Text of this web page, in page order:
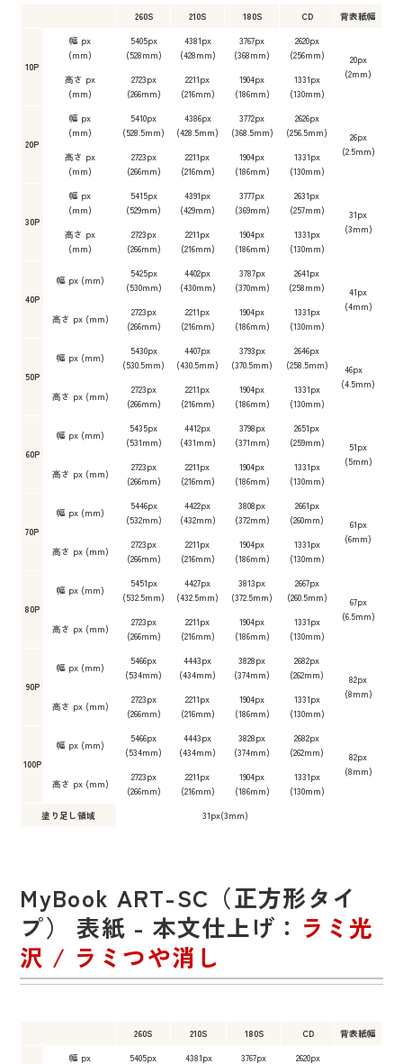
260S 210S 180S CD 背表紙幅
10P
幅 px
(mm)
5405px
(528mm)
4381px
(428mm)
3767px
(368mm)
2620px
(256mm)
20px
(2mm)
高さ px
(mm)
2723px
(266mm)
2211px
(216mm)
1904px
(186mm)
1331px
(130mm)
20P
幅 px
(mm)
5410px
(528.5mm)
4386px
(428.5mm)
3772px
(368.5mm)
2626px
(256.5mm)
26px
(2.5mm)
高さ px
(mm)
2723px
(266mm)
2211px
(216mm)
1904px
(186mm)
1331px
(130mm)
30P
幅 px
(mm)
5415px
(529mm)
4391px
(429mm)
3777px
(369mm)
2631px
(257mm)
31px
(3mm)
高さ px
(mm)
2723px
(266mm)
2211px
(216mm)
1904px
(186mm)
1331px
(130mm)
40P
幅 px (mm)
5425px
(530mm)
4402px
(430mm)
3787px
(370mm)
2641px
(258mm)
41px
(4mm)
高さ px (mm)
2723px
(266mm)
2211px
(216mm)
1904px
(186mm)
1331px
(130mm)
50P
幅 px (mm)
5430px
(530.5mm)
4407px
(430.5mm)
3793px
(370.5mm)
2646px
(258.5mm)
46px
(4.5mm)
高さ px (mm)
2723px
(266mm)
2211px
(216mm)
1904px
(186mm)
1331px
(130mm)
60P
幅 px (mm)
5435px
(531mm)
4412px
(431mm)
3798px
(371mm)
2651px
(259mm)
51px
(5mm)
高さ px (mm)
2723px
(266mm)
2211px
(216mm)
1904px
(186mm)
1331px
(130mm)
70P
幅 px (mm)
5446px
(532mm)
4422px
(432mm)
3808px
(372mm)
2661px
(260mm)
61px
(6mm)
高さ px (mm)
2723px
(266mm)
2211px
(216mm)
1904px
(186mm)
1331px
(130mm)
80P
幅 px (mm)
5451px
(532.5mm)
4427px
(432.5mm)
3813px
(372.5mm)
2667px
(260.5mm)
67px
(6.5mm)
高さ px (mm)
2723px
(266mm)
2211px
(216mm)
1904px
(186mm)
1331px
(130mm)
90P
幅 px (mm)
5466px
(534mm)
4443px
(434mm)
3828px
(374mm)
2682px
(262mm)
82px
(8mm)
高さ px (mm)
2723px
(266mm)
2211px
(216mm)
1904px
(186mm)
1331px
(130mm)
100P
幅 px (mm)
5466px
(534mm)
4443px
(434mm)
3828px
(374mm)
2682px
(262mm)
82px
(8mm)
高さ px (mm)
2723px
(266mm)
2211px
(216mm)
1904px
(186mm)
1331px
(130mm)
塗り足し領域
31px(3mm)
MyBook ART-SC（正方形タイ
プ） 表紙 - 本文仕上げ： ラミ光
沢 / ラミつや消し
260S 210S 180S CD
背表紙幅
幅 px
5405px 4381px 3767px 2620px